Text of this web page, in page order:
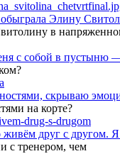
Элину
в
с собой в пустыню
скрываю
на корте?
друг с другом.
с тренером, чем